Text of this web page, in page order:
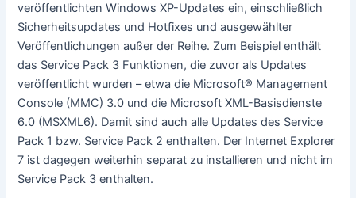
veröffentlichten Windows XP-Updates ein, einschließlich
Sicherheitsupdates und Hotfixes und ausgewählter
Veröffentlichungen außer der Reihe. Zum Beispiel enthält
das Service Pack 3 Funktionen, die zuvor als Updates
veröffentlicht wurden – etwa die Microsoft® Management
Console (MMC) 3.0 und die Microsoft XML-Basisdienste
6.0 (MSXML6). Damit sind auch alle Updates des Service
Pack 1 bzw. Service Pack 2 enthalten. Der Internet Explorer
7 ist dagegen weiterhin separat zu installieren und nicht im
Service Pack 3 enthalten.